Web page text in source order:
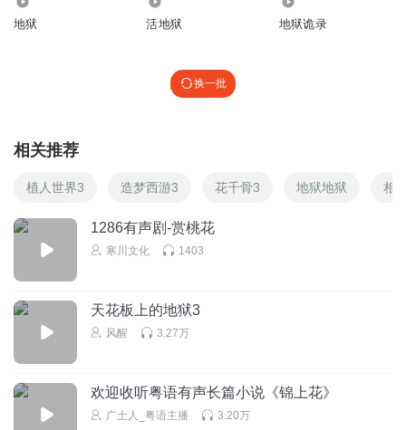
地狱 活地狱 地狱诡录
换一批
相关推荐
植人世界3 造梦西游3 花千骨3 地狱地狱 相
1286有声剧-赏桃花
寒川文化 1403
天花板上的地狱3
风醒 3.27万
欢迎收听粤语有声长篇小说《锦上花》
广土人_粤语主播 3.20万